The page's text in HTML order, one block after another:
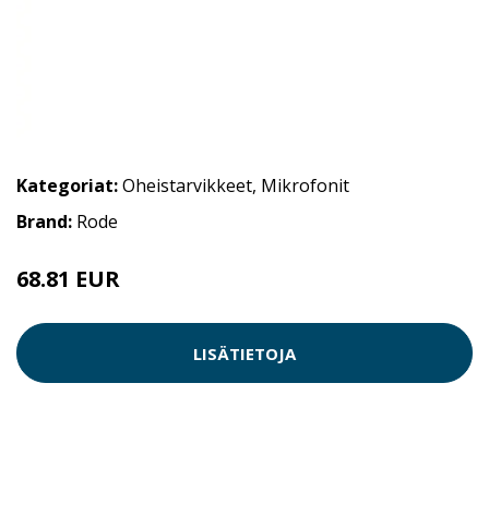
Kategoriat:Oheistarvikkeet, Mikrofonit
Brand: Rode
68.81 EUR
LISÄTIETOJA